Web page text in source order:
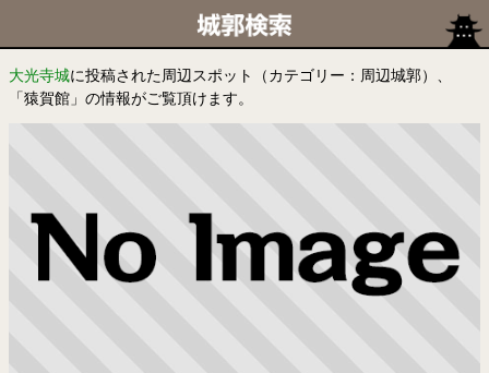
大光寺城に投稿された周辺スポット（カテゴリー：周辺城郭）、
「猿賀館」の情報がご覧頂けます。